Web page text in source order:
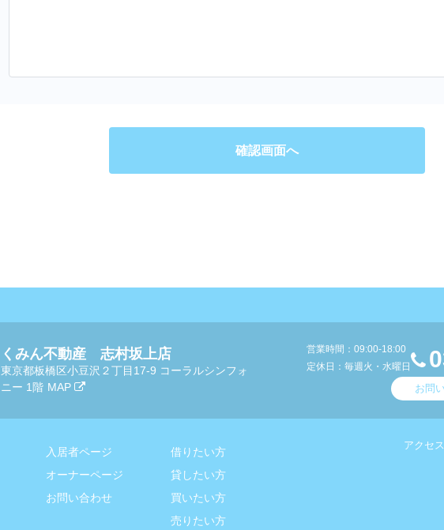
くみん不動産 志村坂上店
東京都板橋区小豆沢２丁目17-9 コーラルシンフォ
ニー 1階 MAP
営業時間：09:00-18:00
定休日：毎週火・水曜日
お問
入居者ページ
オーナーページ
お問い合わせ
借りたい方
貸したい方
買いたい方
売りたい方
アクセ